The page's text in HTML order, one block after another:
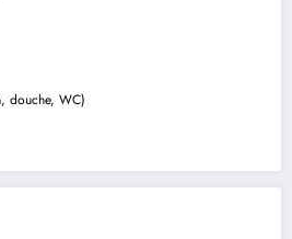
douche, WC)